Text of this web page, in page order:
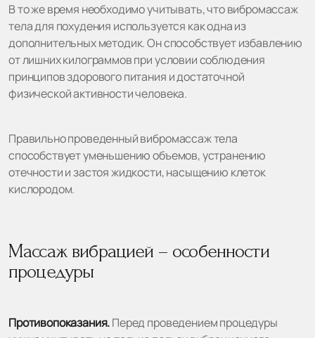
В то же время необходимо учитывать, что вибромассаж
тела для похудения используется как одна из
дополнительных методик. Он способствует избавлению
от лишних килограммов при условии соблюдения
принципов здорового питания и достаточной
физической активности человека.
Правильно проведенный вибромассаж тела
способствует уменьшению объемов, устранению
отечности и застоя жидкости, насыщению клеток
кислородом.
Массаж вибрацией – особенности
процедуры
Противопоказания.Перед проведением процедуры